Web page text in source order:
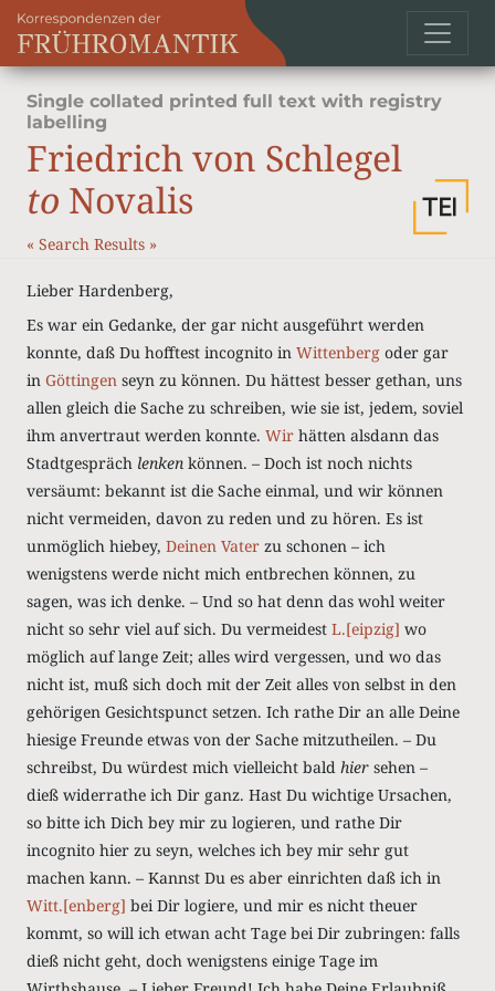
Single collated printed full text with registry
labelling
Friedrich von Schlegel
to Novalis
« Search Results »
Lieber Hardenberg,
Es war ein Gedanke, der gar nicht ausgeführt werden
konnte, daß Du hofftest incognito in Wittenberg oder gar
in Göttingen seyn zu können. Du hättest besser gethan, uns
allen gleich die Sache zu schreiben, wie sie ist, jedem, soviel
ihm anvertraut werden konnte. Wir hätten alsdann das
Stadtgespräch lenken können. – Doch ist noch nichts
versäumt: bekannt ist die Sache einmal, und wir können
nicht vermeiden, davon zu reden und zu hören. Es ist
unmöglich hiebey, Deinen Vater zu schonen – ich
wenigstens werde nicht mich entbrechen können, zu
sagen, was ich denke. – Und so hat denn das wohl weiter
nicht so sehr viel auf sich. Du vermeidest L.[eipzig] wo
möglich auf lange Zeit; alles wird vergessen, und wo das
nicht ist, muß sich doch mit der Zeit alles von selbst in den
gehörigen Gesichtspunct setzen. Ich rathe Dir an alle Deine
hiesige Freunde etwas von der Sache mitzutheilen. – Du
schreibst, Du würdest mich vielleicht bald hier sehen –
dieß widerrathe ich Dir ganz. Hast Du wichtige Ursachen,
so bitte ich Dich bey mir zu logieren, und rathe Dir
incognito hier zu seyn, welches ich bey mir sehr gut
machen kann. – Kannst Du es aber einrichten daß ich in
Witt.[enberg] bei Dir logiere, und mir es nicht theuer
kommt, so will ich etwan acht Tage bei Dir zubringen: falls
dieß nicht geht, doch wenigstens einige Tage im